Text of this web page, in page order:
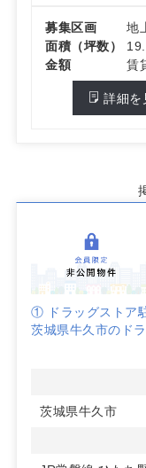
募集区画
地
面積（坪数）
金額
賃
詳細を
① ドラッグストア
茨城県牛久市のド
て便利なアクセス
② 戸建てならでは
戸建ての形態であ
茨城県牛久市